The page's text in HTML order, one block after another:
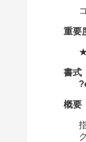
重要
書式
概要